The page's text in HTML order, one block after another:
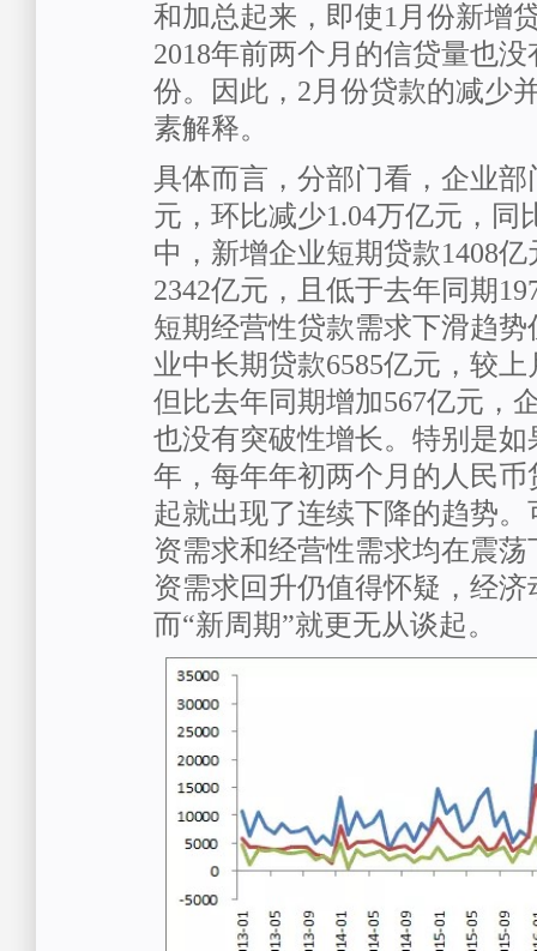
和加总起来，即使1月份新增
2018年前两个月的信贷量也
份。因此，2月份贷款的减少
素解释。
具体而言，分部门看，企业部
元，环比减少1.04万亿元，同
中，新增企业短期贷款1408
2342亿元，且低于去年同期
短期经营性贷款需求下滑趋
业中长期贷款6585亿元，较
但比去年同期增加567亿元，
也没有突破性增长。特别是
年，每年年初两个月的人民币
起就出现了连续下降的趋势
资需求和经营性需求均在震
资需求回升仍值得怀疑，经
而“新周期”就更无从谈起。